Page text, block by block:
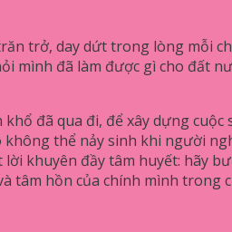
trở, day dứt trong lòng mỗi
mình đã làm được gì cho đất
đã qua đi, để xây dựng
thể nảy sinh khi người
khuyên đầy tâm huyết: hãy
tâm hồn của chính mình trong